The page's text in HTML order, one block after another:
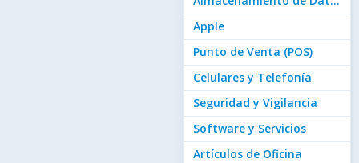
Apple
Punto de Venta (POS)
Celulares y Telefonía
Seguridad y Vigilancia
Software y Servicios
Artículos de Oficina